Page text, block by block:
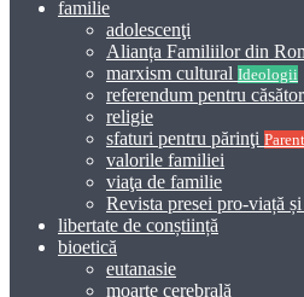
familie
adolescenţi
Alianța Familiilor din
marxism cultural Ideologii
referendum pentru
religie
sfaturi pentru părinţi
valorile familiei
viaţa de familie
Revista presei pro-viață
libertate de conștiință
bioetică
eutanasie
moarte cerebrală